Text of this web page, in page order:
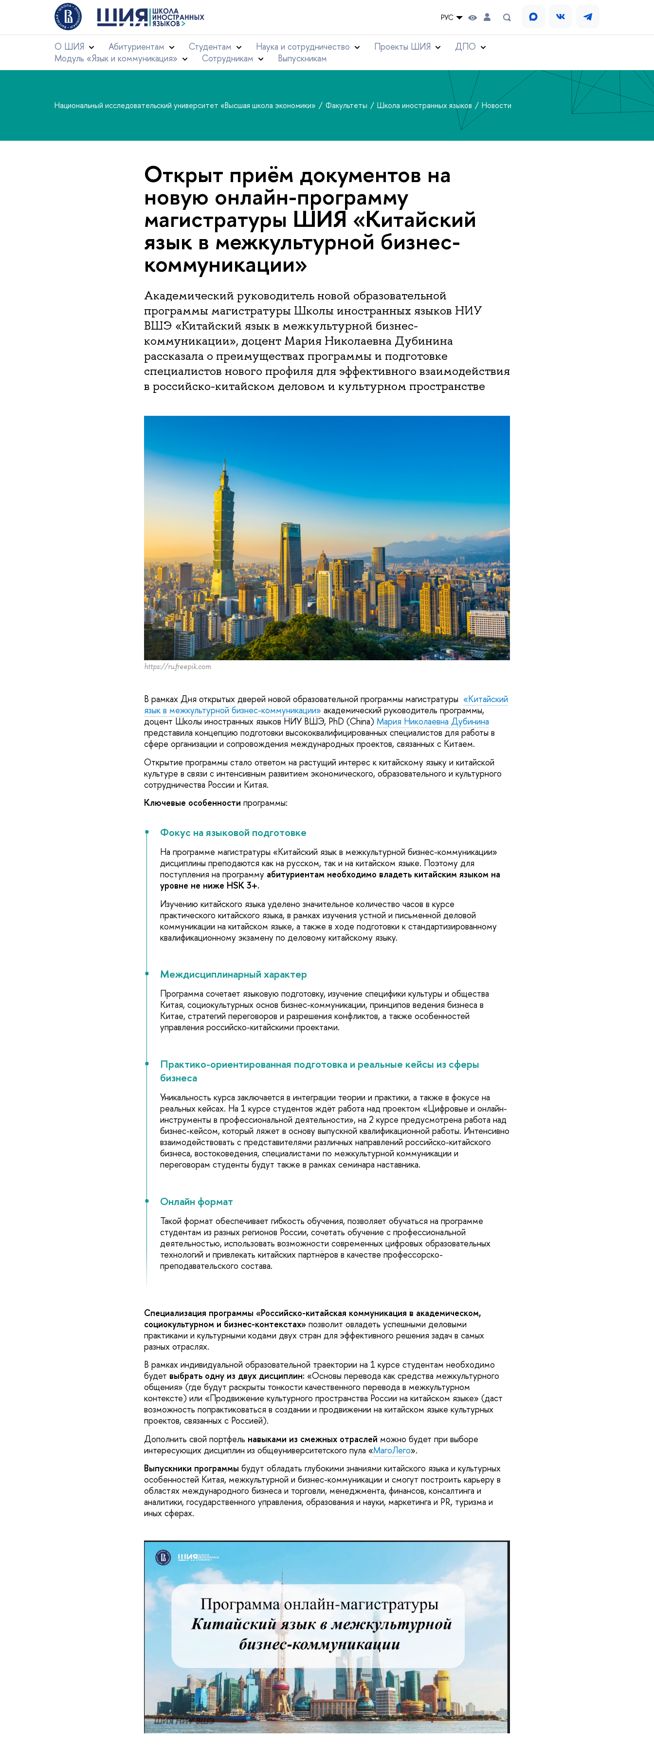
РУС
О ШИЯ Абитуриентам Студентам Наука и сотрудничество Проекты ШИЯ
ДПО
Модуль «Язык и коммуникация»
Сотрудникам Выпускникам
Национальный исследовательский университет «Высшая школа экономики» Факультеты Школа иностранных языков Новости
Открыт приём документов на
новую онлайн-программу
магистратуры ШИЯ «Китайский
язык в межкультурной бизнес-
коммуникации»
Академический руководитель новой образовательной
программы магистратуры Школы иностранных языков НИУ
ВШЭ «Китайский язык в межкультурной бизнес-
коммуникации», доцент Мария Николаевна Дубинина
рассказала о преимуществах программы и подготовке
специалистов нового профиля для эффективного взаимодействия
в российско-китайском деловом и культурном пространстве
https://ru.freepik.com
В рамках Дня открытых дверей новой образовательной программы магистратуры «Китайский
язык в межкультурной бизнес-коммуникации» академический руководитель программы,
доцент Школы иностранных языков НИУ ВШЭ, PhD (China) Мария Николаевна Дубинина
представила концепцию подготовки высококвалифицированных специалистов для работы в
сфере организации и сопровождения международных проектов, связанных с Китаем.
Открытие программы стало ответом на растущий интерес к китайскому языку и китайской
культуре в связи с интенсивным развитием экономического, образовательного и культурного
сотрудничества России и Китая.
Ключевые особенности программы:
Фокус на языковой подготовке
На программе магистратуры «Китайский язык в межкультурной бизнес-коммуникации»
дисциплины преподаются как на русском, так и на китайском языке. Поэтому для
поступления на программу абитуриентам необходимо владеть китайским языком на
уровне не ниже HSK 3+.
Изучению китайского языка уделено значительное количество часов в курсе
практического китайского языка, в рамках изучения устной и письменной деловой
коммуникации на китайском языке, а также в ходе подготовки к стандартизированному
квалификационному экзамену по деловому китайскому языку.
Междисциплинарный характер
Программа сочетает языковую подготовку, изучение специфики культуры и общества
Китая, социокультурных основ бизнес-коммуникации, принципов ведения бизнеса в
Китае, стратегий переговоров и разрешения конфликтов, а также особенностей
управления российско-китайскими проектами.
Практико-ориентированная подготовка и реальные кейсы из сферы
бизнеса
Уникальность курса заключается в интеграции теории и практики, а также в фокусе на
реальных кейсах. На 1 курсе студентов ждёт работа над проектом «Цифровые и онлайн-
инструменты в профессиональной деятельности», на 2 курсе предусмотрена работа над
бизнес-кейсом, который ляжет в основу выпускной квалификационной работы. Интенсивно
взаимодействовать с представителями различных направлений российско-китайского
бизнеса, востоковедения, специалистами по межкультурной коммуникации и
переговорам студенты будут также в рамках семинара наставника.
Онлайн формат
Такой формат обеспечивает гибкость обучения, позволяет обучаться на программе
студентам из разных регионов России, сочетать обучение с профессиональной
деятельностью, использовать возможности современных цифровых образовательных
технологий и привлекать китайских партнёров в качестве профессорско-
преподавательского состава.
Специализация программы «Российско-китайская коммуникация в академическом,
социокультурном и бизнес-контекстах» позволит овладеть успешными деловыми
практиками и культурными кодами двух стран для эффективного решения задач в самых
разных отраслях.
В рамках индивидуальной образовательной траектории на 1 курсе студентам необходимо
будет выбрать одну из двух дисциплин: «Основы перевода как средства межкультурного
общения» (где будут раскрыты тонкости качественного перевода в межкультурном
контексте) или «Продвижение культурного пространства России на китайском языке» (даст
возможность попрактиковаться в создании и продвижении на китайском языке культурных
проектов, связанных с Россией).
Дополнить свой портфель навыками из смежных отраслей можно будет при выборе
интересующих дисциплин из общеуниверситетского пула «МагоЛего».
Выпускники программы будут обладать глубокими знаниями китайского языка и культурных
особенностей Китая, межкультурной и бизнес-коммуникации и смогут построить карьеру в
областях международного бизнеса и торговли, менеджмента, финансов, консалтинга и
аналитики, государственного управления, образования и науки, маркетинга и PR, туризма и
иных сферах.
ШИЯ НИУ ВШЭ